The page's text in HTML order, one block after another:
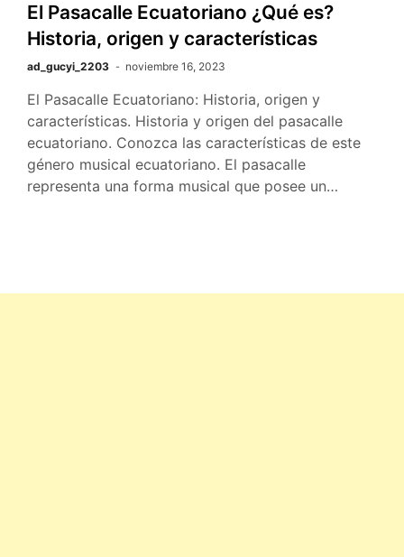
El Pasacalle Ecuatoriano ¿Qué es?
Historia, origen y características
ad_gucyi_2203 noviembre 16, 2023
El Pasacalle Ecuatoriano: Historia, origen y
características. Historia y origen del pasacalle
ecuatoriano. Conozca las características de este
género musical ecuatoriano. El pasacalle
representa una forma musical que posee un…